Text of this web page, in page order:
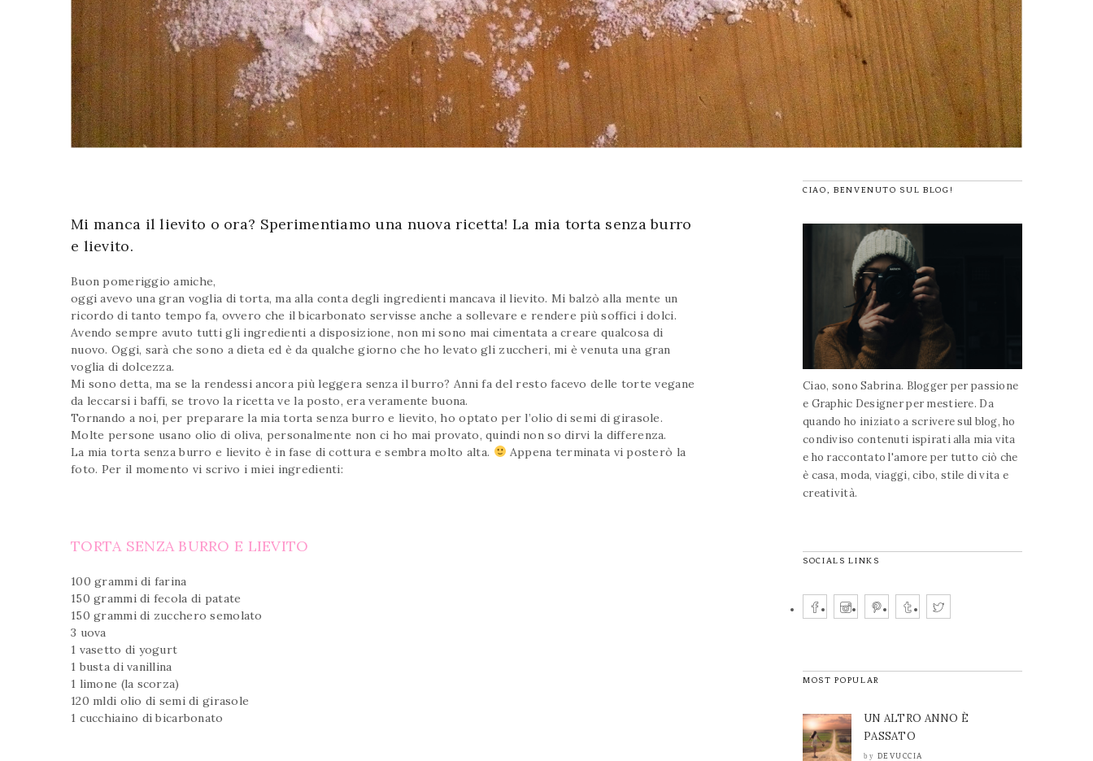
Mi manca il lievito o ora? Sperimentiamo una nuova ricetta! La mia torta senza burro
e lievito.
Buon pomeriggio amiche,
oggi avevo una gran voglia di torta, ma alla conta degli ingredienti mancava il lievito. Mi balzò alla mente un
ricordo di tanto tempo fa, ovvero che il bicarbonato servisse anche a sollevare e rendere più soffici i dolci.
Avendo sempre avuto tutti gli ingredienti a disposizione, non mi sono mai cimentata a creare qualcosa di
nuovo. Oggi, sarà che sono a dieta ed è da qualche giorno che ho levato gli zuccheri, mi è venuta una gran
voglia di dolcezza.
Mi sono detta, ma se la rendessi ancora più leggera senza il burro? Anni fa del resto facevo delle torte vegane
da leccarsi i baffi, se trovo la ricetta ve la posto, era veramente buona.
Tornando a noi, per preparare la mia torta senza burro e lievito, ho optato per l’olio di semi di girasole.
Molte persone usano olio di oliva, personalmente non ci ho mai provato, quindi non so dirvi la differenza.
La mia torta senza burro e lievito è in fase di cottura e sembra molto alta.
Appena terminata vi posterò la
foto. Per il momento vi scrivo i miei ingredienti:
TORTA SENZA BURRO E LIEVITO
100 grammi di farina
150 grammi di fecola di patate
150 grammi di zucchero semolato
3 uova
1 vasetto di yogurt
1 busta di vanillina
1 limone (la scorza)
120 mldi olio di semi di girasole
1 cucchiaino di bicarbonato
CIAO, BENVENUTO SUL BLOG!
Ciao, sono Sabrina. Blogger per passione
e Graphic Designer per mestiere. Da
quando ho iniziato a scrivere sul blog, ho
condiviso contenuti ispirati alla mia vita
e ho raccontato l'amore per tutto ciò che
è casa, moda, viaggi, cibo, stile di vita e
creatività.
SOCIALS LINKS
MOST POPULAR
UN ALTRO ANNO È
PASSATO
by DEVUCCIA